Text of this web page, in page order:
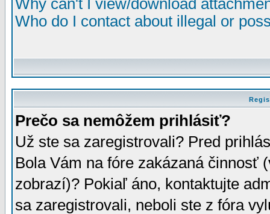
Why can't I view/download
Who do I contact about illegal or
Prečo sa nemôžem prihlásiť?
Už ste sa zaregistrovali? Pred
Bola Vám na fóre zakázaná činnosť
zobrazí)? Pokiaľ áno, kontaktujte
sa zaregistrovali, neboli ste z fóra